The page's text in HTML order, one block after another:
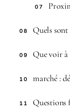
07
08 Quels sont
09 Que voir
10 marché :
11 Questions